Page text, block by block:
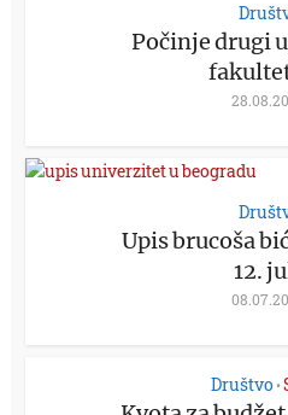
Počinje drugi
Upis brucoša
12.
Društvo•